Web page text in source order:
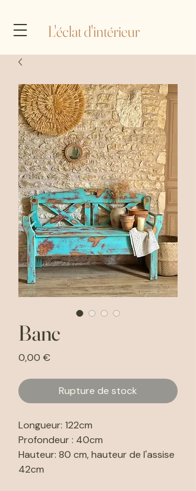
L'éclat d'intérieur
Banc
0,00 €Prix
Rupture de stock
Longueur: 122cm
Profondeur : 40cm
Hauteur: 80 cm, hauteur de l'assise
42cm